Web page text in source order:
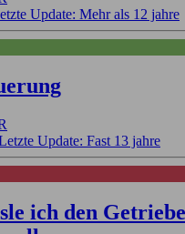
Update: Mehr als 12 jahre
Update: Fast 13 jahre
ich den